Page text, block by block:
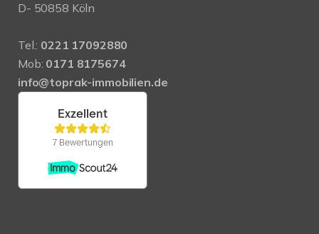
D- 50858 Köln
Tel.: 0221 17092880
Mob: 0171 8175674
info@toprak-immobilien.de